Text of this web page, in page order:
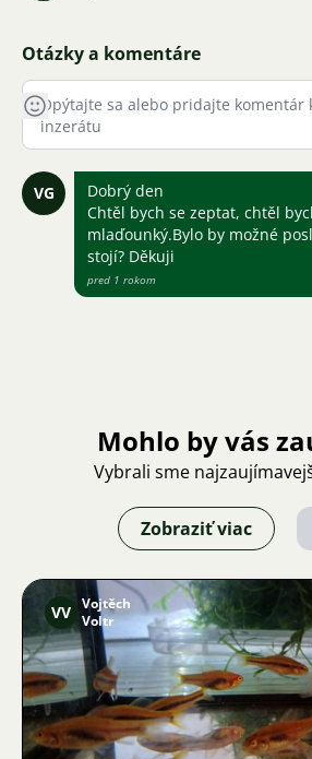
Otázky a komentáre
VG
Dobrý den
Chtěl bych se zeptat, chtěl
mlaďounký.Bylo by možné
stojí? Děkuji
pred 1 rokom
Mohlo by vás
Vybrali sme
Zobraziť viac
Obrázok
VV Vojtěch
Voltr